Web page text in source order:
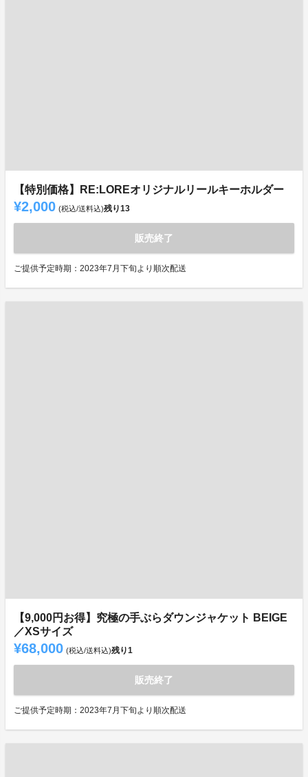
【特別価格】RE:LOREオリジナルリールキーホルダー
¥2,000 (税込/送料込)残り13
販売終了
ご提供予定時期：2023年7月下旬より順次配送
【9,000円お得】究極の手ぶらダウンジャケット BEIGE
／XSサイズ
¥68,000 (税込/送料込)残り1
販売終了
ご提供予定時期：2023年7月下旬より順次配送